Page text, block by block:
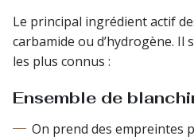
Le principal ingrédient actif
carbamide ou d’hydrogène.
les plus connus :
Ensemble de
On prend des empreintes